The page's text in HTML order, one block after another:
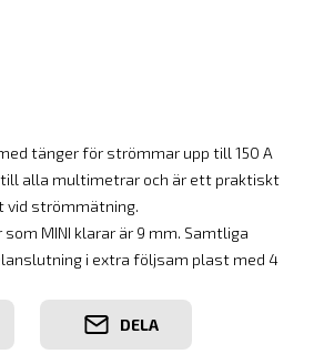
tänger för strömmar upp till 150 A
till alla multimetrar och är ett praktiskt
vid strömmätning.
MINI klarar är 9 mm. Samtliga
i extra följsam plast med 4
DELA